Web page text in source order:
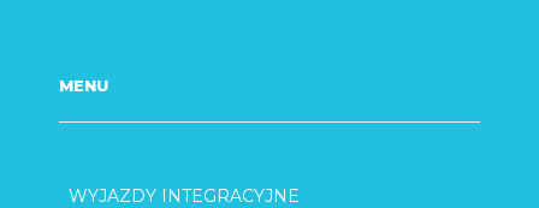
MENU
WYJAZDY INTEGRACYJNE